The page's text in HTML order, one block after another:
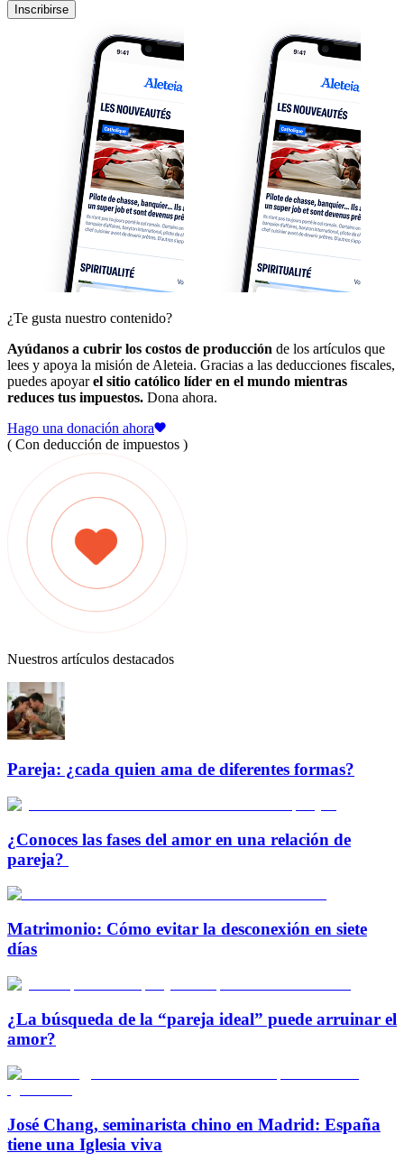
Inscribirse
¿Te gusta nuestro contenido?
Ayúdanos a cubrir los costos de producción de los artículos que
lees y apoya la misión de Aleteia. Gracias a las deducciones fiscales,
puedes apoyarel sitio católico líder en el mundo mientras
reduces tus impuestos. Dona ahora.
Hago una donación ahora
( Con deducción de impuestos )
Nuestros artículos destacados
Pareja: ¿cada quien ama de diferentes formas?
¿Conoces las fases del amor en una relación de
pareja?
Matrimonio: Cómo evitar la desconexión en siete
días
¿La búsqueda de la “pareja ideal” puede arruinar el
amor?
José Chang, seminarista chino en Madrid: España
tiene una Iglesia viva